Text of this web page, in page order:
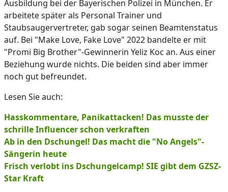
Ausbildung bei der Bayerischen Polizei in München. Er
arbeitete später als Personal Trainer und
Staubsaugervertreter, gab sogar seinen Beamtenstatus
auf. Bei "Make Love, Fake Love" 2022 bandelte er mit
"Promi Big Brother"-Gewinnerin Yeliz Koc an. Aus einer
Beziehung wurde nichts. Die beiden sind aber immer
noch gut befreundet.
Lesen Sie auch:
Hasskommentare, Panikattacken! Das musste der
schrille Influencer schon verkraften
Ab in den Dschungel! Das macht die "No Angels"-
Sängerin heute
Frisch verlobt ins Dschungelcamp! SIE gibt dem GZSZ-
Star Kraft